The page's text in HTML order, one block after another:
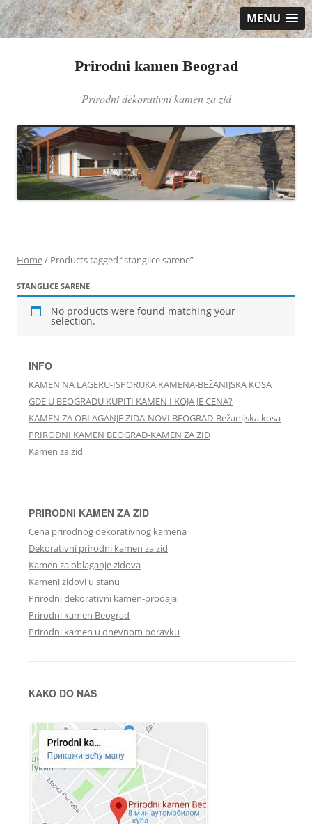
MENU
Prirodni kamen Beograd
Prirodni dekorativni kamen za zid
Home/ Products tagged “stanglice sarene”
STANGLICE SARENE
No products were found matching your
selection.
INFO
KAMEN NA LAGERU-ISPORUKA KAMENA-BEŽANIJSKA KOSA
GDE U BEOGRADU KUPITI KAMEN I KOJA JE CENA?
KAMEN ZA OBLAGANJE ZIDA-NOVI BEOGRAD-Bežanijska kosa
PRIRODNI KAMEN BEOGRAD-KAMEN ZA ZID
Kamen za zid
PRIRODNI KAMEN ZA ZID
Cena prirodnog dekorativnog kamena
Dekorativni prirodni kamen za zid
Kamen za oblaganje zidova
Kameni zidovi u stanu
Prirodni dekorativni kamen-prodaja
Prirodni kamen Beograd
Prirodni kamen u dnevnom boravku
KAKO DO NAS